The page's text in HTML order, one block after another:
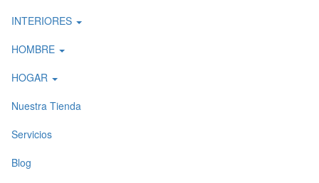
INTERIORES
HOMBRE
HOGAR
Nuestra Tienda
Servicios
Blog